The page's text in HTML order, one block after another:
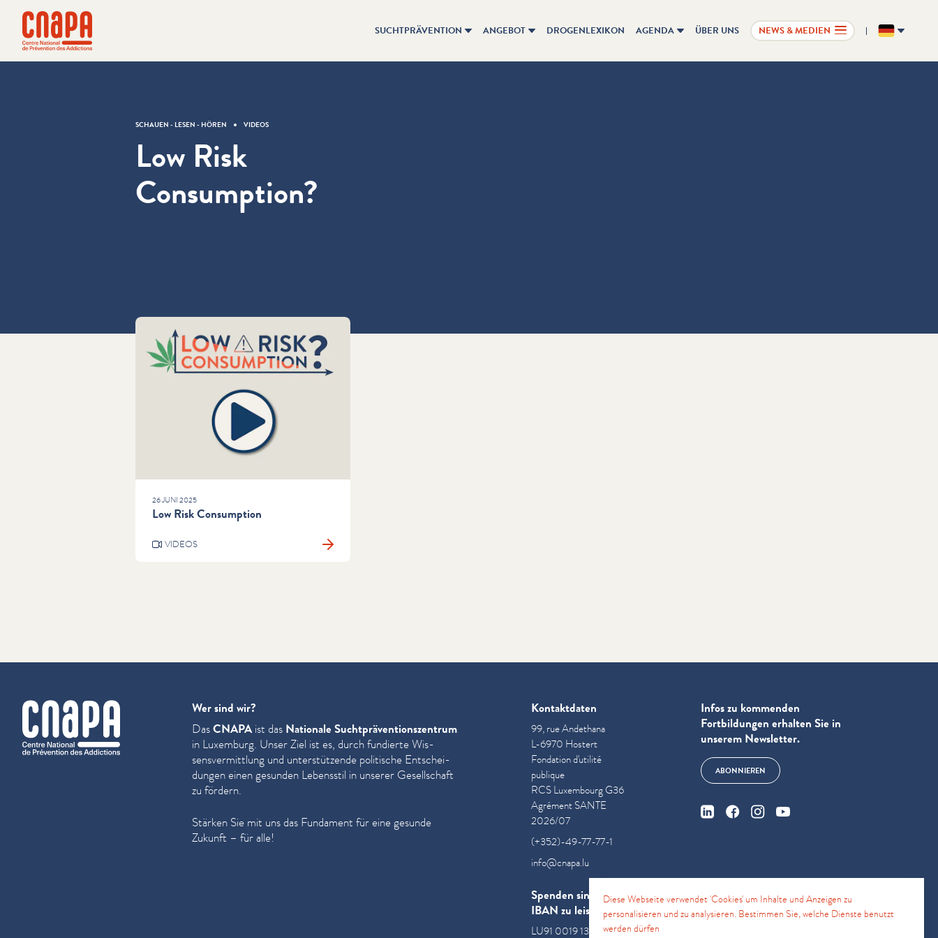
Direkt zum Inhalt springen
cnapa
SUCHTPRÄVENTION ANGEBOT DROGENLEXIKON AGENDA ÜBER UNS NEWS & MEDIEN DE
SCHAUEN - LESEN - HÖREN VIDEOS
Low Risk
Consumption?
26 JUNI 2025
Low Risk Consumption
VIDEOS
cnapa
Wer sind wir?
DasCNAPAist das Nationale Sucht­präven­tion­szen­trum
in Luxemburg. Unser Ziel ist es, durch fundierte Wis­
sensver­mit­tlung und unter­stützende politische Entschei­
dun­gen einen gesunden Lebensstil in unserer Gesellschaft
zu fördern.
Stärken Sie mit uns das Fundament für eine gesunde
Zukunft – für alle!
Kontaktdaten
99, rue Andethana
L-6970 Hostert
Fondation d'utilité
publique
RCS Luxembourg G36
Agrément SANTE
2026/07
(+352)-49-77-77-1
info@cnapa.lu
Spenden sind an die
IBAN zu leisten
LU91 0019 1300 0854
Infos zu kommenden
Fortbildungen erhalten Sie in
unserem Newsletter.
ABONNIEREN
Cookie-Einstellungen
Diese Webseite verwendet 'Cookies' um Inhalte und Anzeigen zu
personalisieren und zu analysieren. Bestimmen Sie, welche Dienste benutzt
werden dürfen